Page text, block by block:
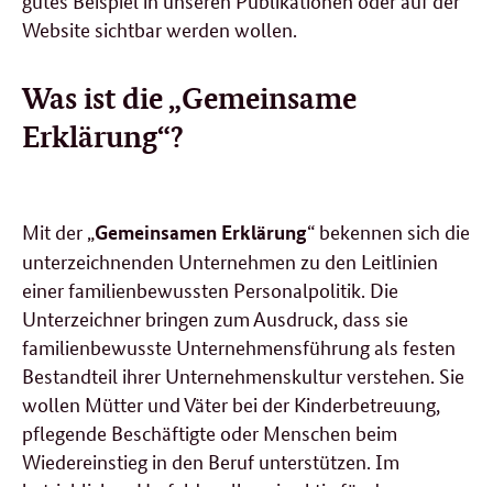
Website sichtbar werden wollen.
Was ist die „Gemeinsame
Erklärung“?
Mit der Gemeinsamen Erklärung“ bekennen sich die
unterzeichnenden Unternehmen zu den Leitlinien
einer familienbewussten Personalpolitik. Die
Unterzeichner bringen zum Ausdruck, dass sie
familienbewusste Unternehmensführung als festen
Bestandteil ihrer Unternehmenskultur verstehen. Sie
wollen Mütter und Väter bei der Kinderbetreuung,
pflegende Beschäftigte oder Menschen beim
Wiedereinstieg in den Beruf unterstützen. Im